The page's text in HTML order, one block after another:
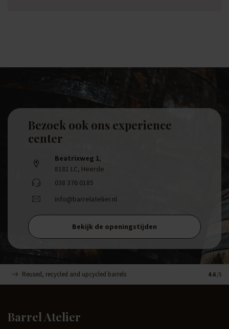
Bezoek ook ons experience
center
Beatrixweg 1,
8181 LC, Heerde
038 376 0185
info@barrelatelier.nl
Bekijk de openingstijden
Reused, recycled and upcycled barrels 4.6 /5
Barrel Atelier